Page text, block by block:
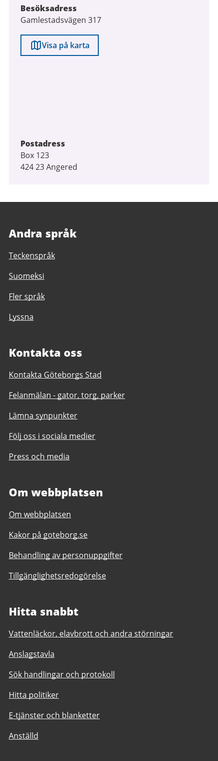
Besöksadress
Gamlestadsvägen 317
Visa på karta
Postadress
Box 123
424 23 Angered
Andra språk
Teckenspråk
Suomeksi
Fler språk
Lyssna
Kontakta oss
Kontakta Göteborgs Stad
Felanmälan - gator, torg, parker
Lämna synpunkter
Följ oss i sociala medier
Press och media
Om webbplatsen
Om webbplatsen
Kakor på goteborg.se
Behandling av personuppgifter
Tillgänglighetsredogörelse
Hitta snabbt
Vattenläckor, elavbrott och andra störningar
Anslagstavla
Sök handlingar och protokoll
Hitta politiker
E-tjänster och blanketter
Anställd